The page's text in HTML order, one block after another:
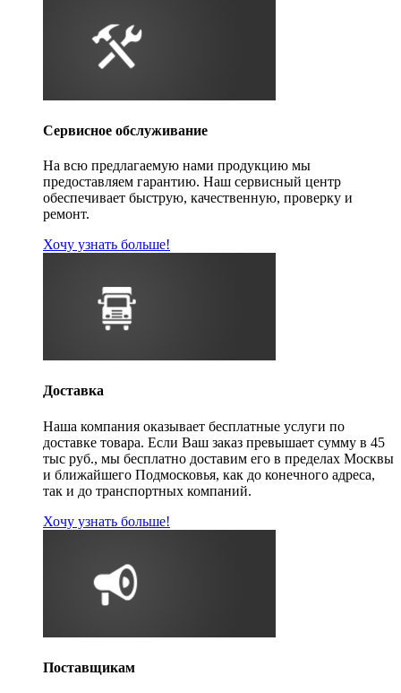
Сервисное обслуживание
На всю предлагаемую нами продукцию мы
предоставляем гарантию. Наш сервисный центр
обеспечивает быструю, качественную, проверку и
ремонт.
Хочу узнать больше!
Доставка
Наша компания оказывает бесплатные услуги по
доставке товара. Если Ваш заказ превышает сумму в 45
тыс руб., мы бесплатно доставим его в пределах Москвы
и ближайшего Подмосковья, как до конечного адреса,
так и до транспортных компаний.
Хочу узнать больше!
Поставщикам